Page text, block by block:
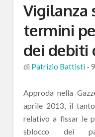
Vigilanza
termini
dei debiti
di Patrizio Battisti-
Approda nella
aprile 2013, il
relativo a fissar le
sblocco dei